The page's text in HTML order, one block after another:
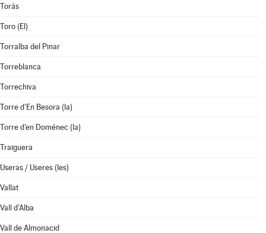
Torás
Toro (El)
Torralba del Pinar
Torreblanca
Torrechiva
Torre d'En Besora (la)
Torre d'en Doménec (la)
Traiguera
Useras / Useres (les)
Vallat
Vall d'Alba
Vall de Almonacid